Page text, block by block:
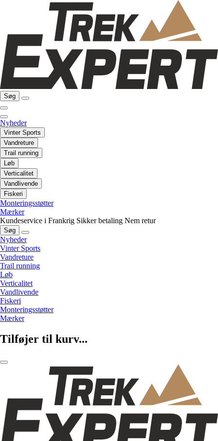
Søg
Nyheder
Vinter Sports
Vandreture
Trail running
Løb
Verticalitet
Vandlivende
Fiskeri
Monteringsstøtter
Mærker
Kundeservice i Frankrig Sikker betaling Nem retur
Søg
Nyheder
Vinter Sports
Vandreture
Trail running
Løb
Verticalitet
Vandlivende
Fiskeri
Monteringsstøtter
Mærker
Tilføjer til kurv...